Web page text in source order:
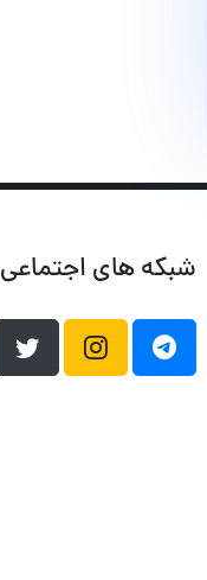
شبکه های اجتماعی